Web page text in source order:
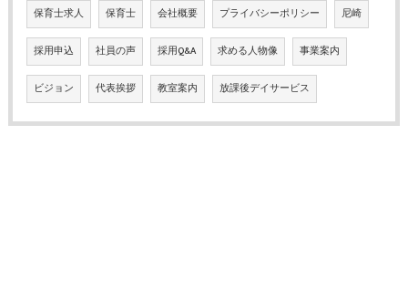
保育士求人 保育士 会社概要 プライバシーポリシー 尼崎
採用申込 社員の声 採用Q&A 求める人物像 事業案内
ビジョン 代表挨拶 教室案内 放課後デイサービス